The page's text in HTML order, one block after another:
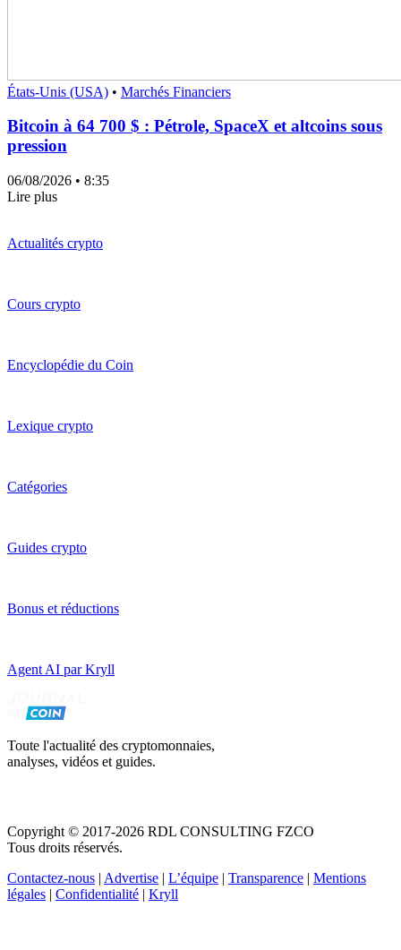
États-Unis (USA) • Marchés Financiers
Bitcoin à 64 700 $ : Pétrole, SpaceX et altcoins sous
pression
06/08/2026 • 8:35
Lire plus
Actualités crypto
Cours crypto
Encyclopédie du Coin
Lexique crypto
Catégories
Guides crypto
Bonus et réductions
Agent AI par Kryll
Toute l'actualité des cryptomonnaies,
analyses, vidéos et guides.
Copyright © 2017-2026 RDL CONSULTING FZCO
Tous droits réservés.
Contactez-nous | Advertise | L’équipe | Transparence | Mentions
légales | Confidentialité | Kryll